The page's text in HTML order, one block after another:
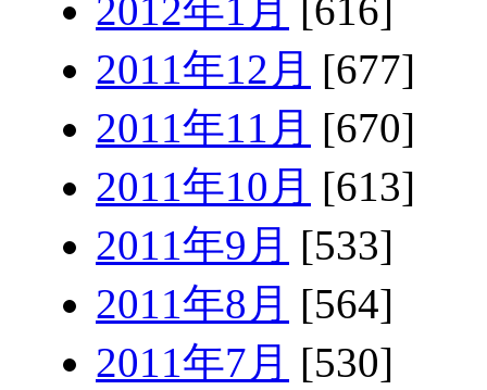
2012年1月 [616]
2011年12月 [677]
2011年11月 [670]
2011年10月 [613]
2011年9月 [533]
2011年8月 [564]
2011年7月 [530]